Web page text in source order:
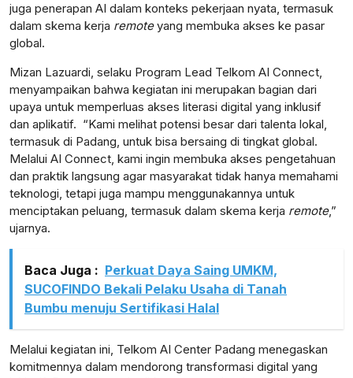
juga penerapan AI dalam konteks pekerjaan nyata, termasuk
dalam skema kerja remoteyang membuka akses ke pasar
global.
Mizan Lazuardi, selaku Program Lead Telkom AI Connect,
menyampaikan bahwa kegiatan ini merupakan bagian dari
upaya untuk memperluas akses literasi digital yang inklusif
dan aplikatif. “Kami melihat potensi besar dari talenta lokal,
termasuk di Padang, untuk bisa bersaing di tingkat global.
Melalui AI Connect, kami ingin membuka akses pengetahuan
dan praktik langsung agar masyarakat tidak hanya memahami
teknologi, tetapi juga mampu menggunakannya untuk
menciptakan peluang, termasuk dalam skema kerja remote,”
ujarnya.
Baca Juga : Perkuat Daya Saing UMKM,
SUCOFINDO Bekali Pelaku Usaha di Tanah
Bumbu menuju Sertifikasi Halal
Melalui kegiatan ini, Telkom AI Center Padang menegaskan
komitmennya dalam mendorong transformasi digital yang